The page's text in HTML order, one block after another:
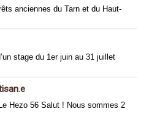
anciennes du Tarn et du Haut-
stage du 1er juin au 31 juillet
Hezo 56 Salut ! Nous sommes 2